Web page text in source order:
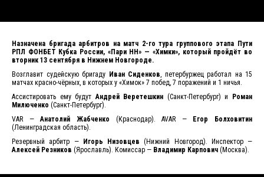
Назначена бригада арбитров на матч 2-го тура группового этапа Пути
РПЛ ФОНБЕТ Кубка России, «Пари НН» — «Химки», который пройдёт во
вторник 13 сентября в Нижнем Новгороде.
Возглавит судейскую бригаду Иван Сиденков, петербуржец работал на 15
матчах красно-чёрных, в которых у «Химок» 7 побед, 7 поражений и 1 ничья.
Ассистировать ему будутАндрей Веретешкин (Санкт-Петербург) и
Роман
Милюченко (Санкт-Петербург).
VAR —Анатолий Жабченко (Краснодар). AVAR —
Егор Болховитин
(Ленинградская область).
Резервный арбитр —
Игорь Низовцев(Нижний Новгород). Инспектор —
Алексей Резников (Ярославль). Комиссар — Владимир Карпович (Москва).